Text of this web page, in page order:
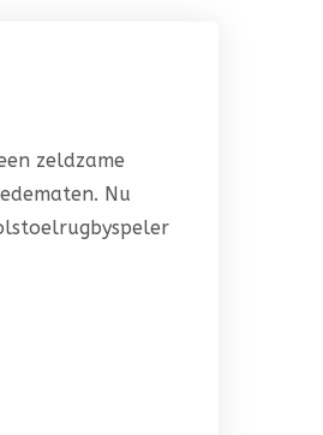
zeldzame
Nu